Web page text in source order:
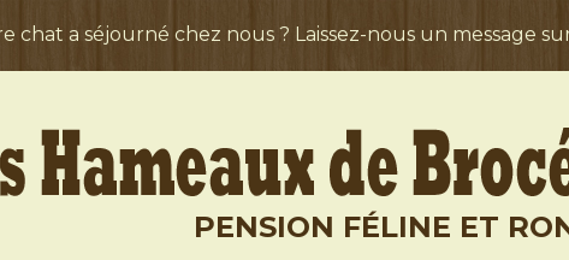
chat a séjourné chez nous ? Laissez-nous un message
PENSION FÉLINE ET